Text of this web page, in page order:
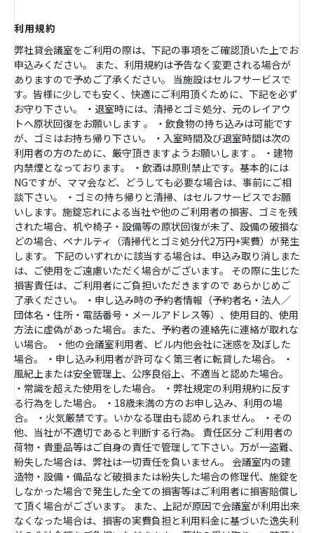
利用規約
弊社貸会議室をご利用の際は、下記の事項をご確認頂いた上でお
申込みください。 また、利用規約は予告なく変更される場合が
ありますので予めご了承ください。 当施設はセルフサービスで
す。皆様に少しでも安く、快適にご利用頂くために、下記を必ず
お守り下さい。 ・退室時には、清掃とゴミ処分、元のレイアウ
トへ原状回復をお願いします 。 ・飲食物の持ち込みは可能です
が、ゴミはお持ち帰り下さい。 ・入室時間及び退室時間は次の
利用者の方のために、厳守頂きますようお願いします 。 ・建物
内禁煙となっております。 ・飲酒は原則禁止です。基本的には
NGですが、ママ会など、どうしても必要な場合は、事前にご相
談下さい。 ・ゴミの持ち帰りと清掃、はセルフサービスでお願
いします。施錠忘れによる当社や他のご利用者の損害、ゴミを残
された場合、机や椅子・設備等の原状回復が未了、設備の破損な
どの場合、ペナルティ（清掃代とゴミ処分代2万円+実費）が発生
します。 下記のいずれかに該当する場合は、申込み取り消しまた
は、ご使用をご遠慮いただく場合がございます。 その際に生じた
損害責任は、ご利用者にご負担いただきますので あらかじめご
了承ください。 ・申し込み時の予約者情報（予約者名・法人／
団体名・住所・電話番号・メールアドレス等）、使用目的、使用
方法に虚偽があった場合。また、予約者の連絡先に連絡が取れな
い場合。 ・他の会議室利用者、ビル内他会社に迷惑を及ぼした
場合。 ・申し込み利用者が許可なく第三者に転貸した場合。 ・
風紀上または安全管理上、公序良俗上、不適当と認めた場合。
・常識を超えた使用をした場合。 ・弊社規定の利用規約に反す
る行為をした場合。 ・18歳未満の方のお申し込み、利用の場
合。 ・火気厳禁です。いかなる理由も認められません。 ・その
他、当社が不適切であると判断する行為。 責任区分 ご利用者の
荷物・貴重品等はご自身の責任で管理して下さい。万が一盗難、
紛失した場合は、弊社は一切責任を負いません。 会議室内の建
造物・設備・備品など破損または紛失した場合の修理代、施錠を
しなかった場合で発生した全ての損害等はご利用者に損害賠償し
て頂く場合がございます。 また、上記が原因で会議室が利用出来
なくなった場合は、損害の実費負担と利用料金に基づいた逸失利